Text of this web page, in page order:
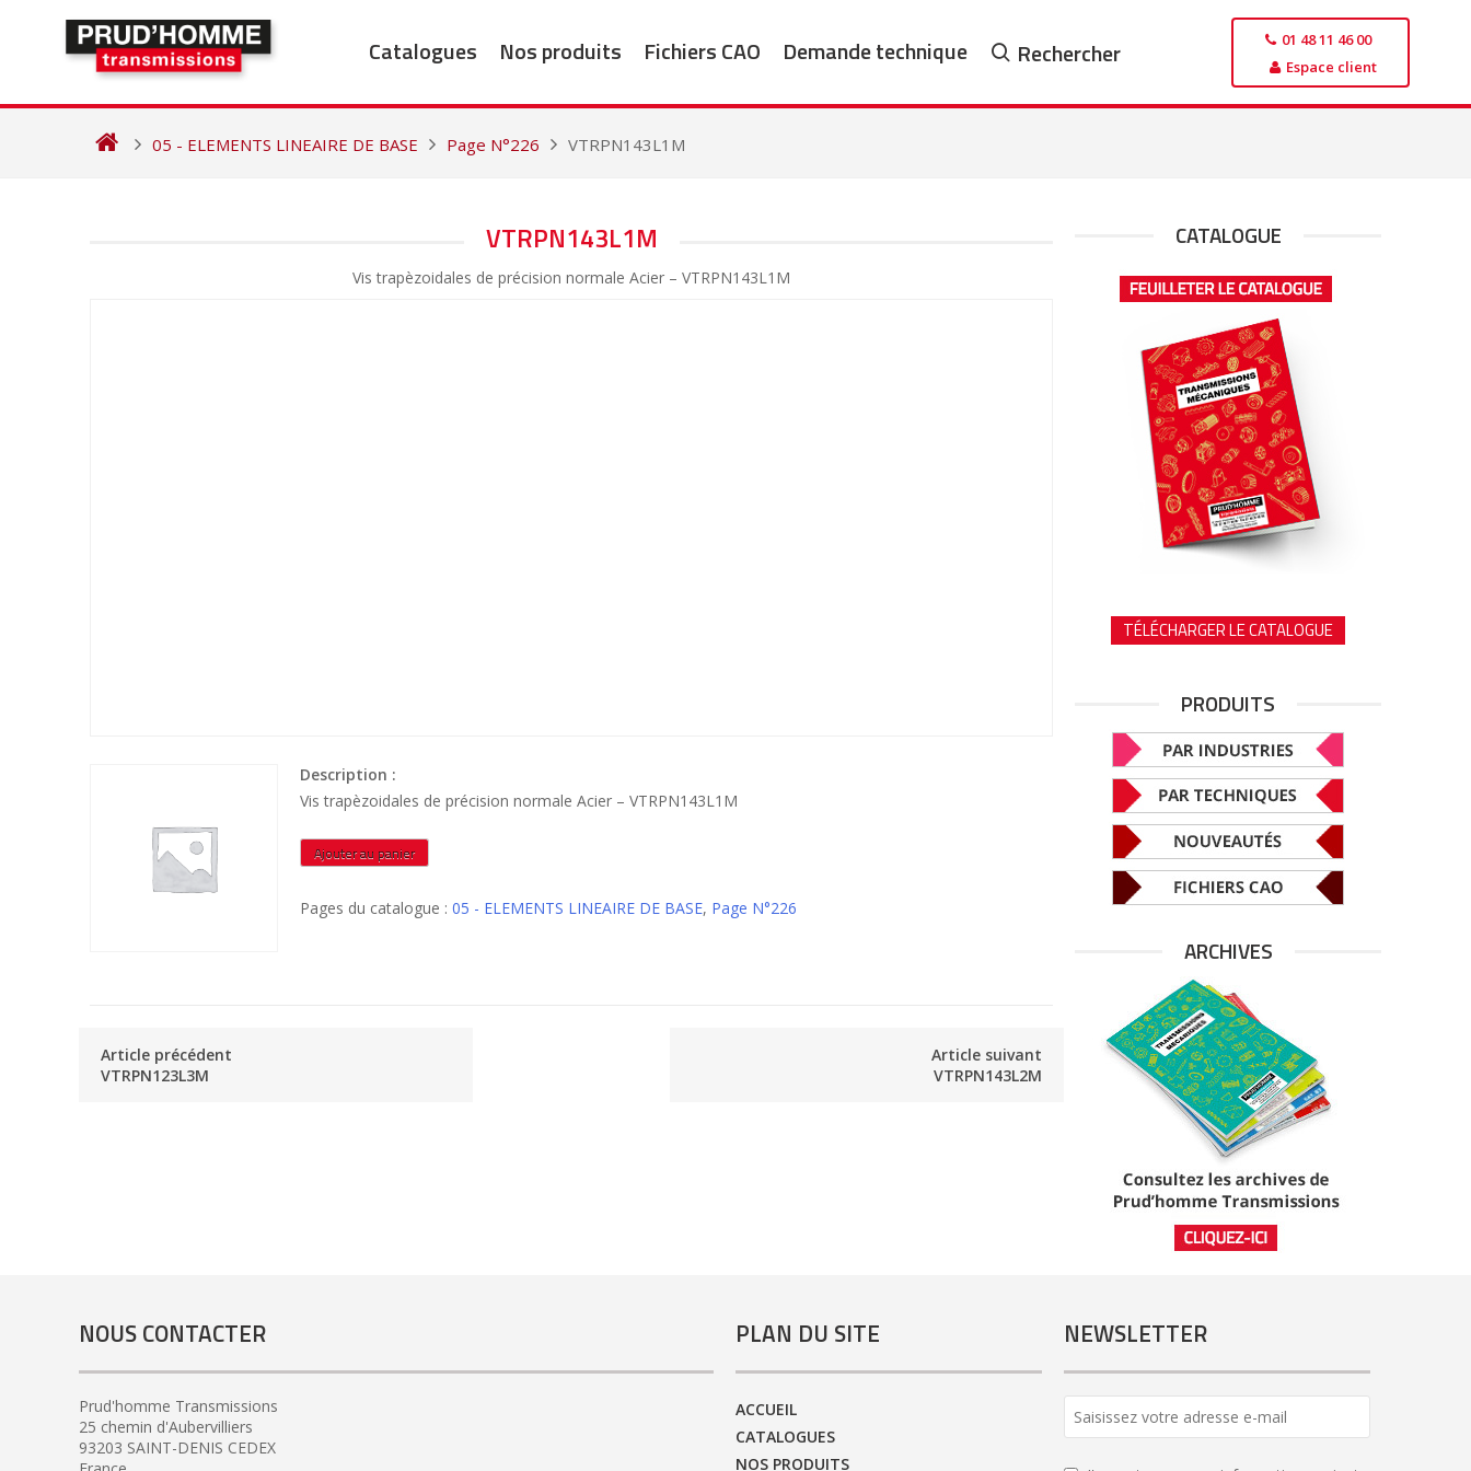
Catalogues Nos produits Fichiers CAO Demande technique Rechercher
01 48 11 46 00
Espace client
05 - ELEMENTS LINEAIRE DE BASE Page N°226 VTRPN143L1M
VTRPN143L1M
Vis trapèzoidales de précision normale Acier – VTRPN143L1M
Description :
Vis trapèzoidales de précision normale Acier – VTRPN143L1M
quantité
de
Ajouter au panier
Pages du catalogue : 05 - ELEMENTS LINEAIRE DE BASE, Page N°226
Article précédent
VTRPN123L3M
Article suivant
VTRPN143L2M
CATALOGUE
TÉLÉCHARGER LE CATALOGUE
PRODUITS
ARCHIVES
NOUS CONTACTER
Prud'homme Transmissions
25 chemin d'Aubervilliers
93203 SAINT-DENIS CEDEX
PLAN DU SITE
ACCUEIL
CATALOGUES
NOS PRODUITS
NEWSLETTER